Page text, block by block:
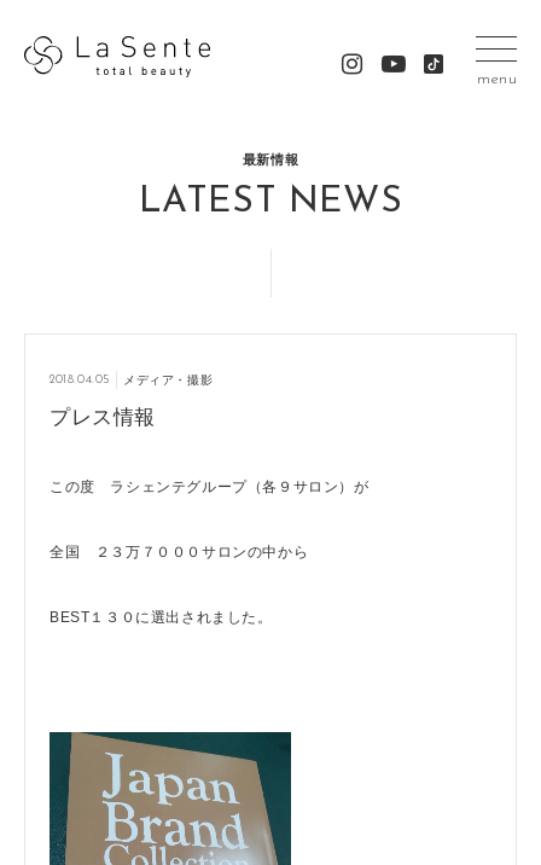
menu
最新情報
LATEST NEWS
2018.04.05 メディア・撮影
プレス情報
この度 ラシェンテグループ（各９サロン）が
全国 ２３万７０００サロンの中から
BEST１３０に選出されました。